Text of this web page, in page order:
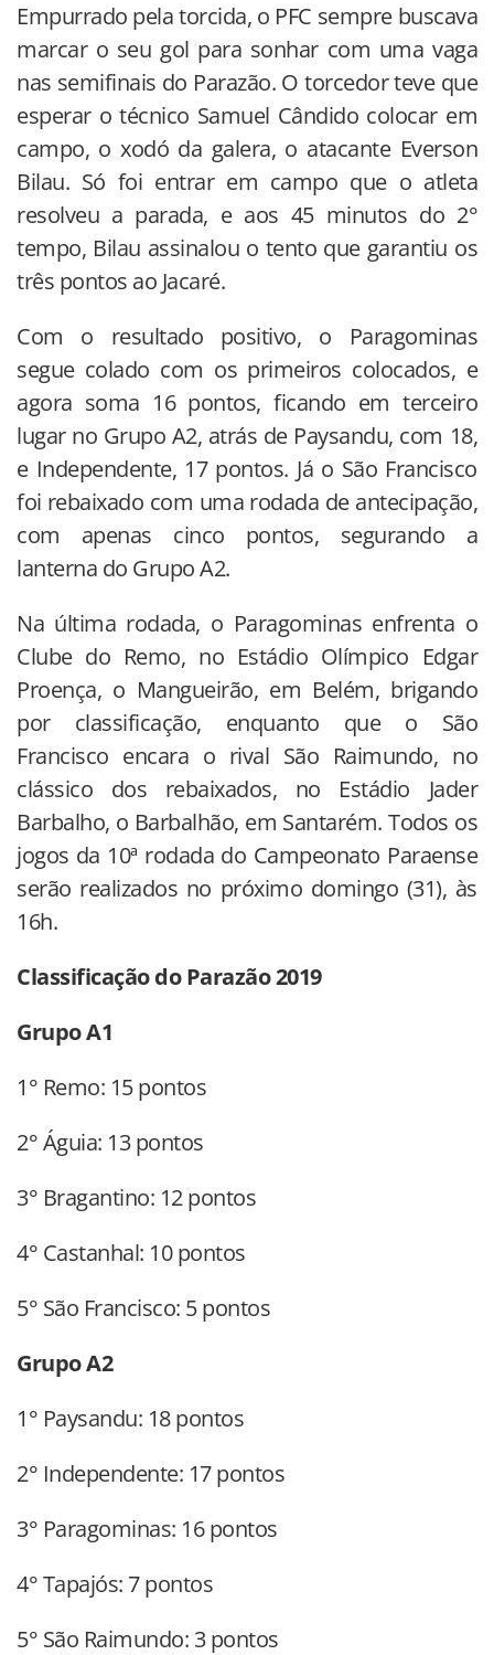
Empurrado pela torcida, o PFC sempre buscava
marcar o seu gol para sonhar com uma vaga
nas semifinais do Parazão. O torcedor teve que
esperar o técnico Samuel Cândido colocar em
campo, o xodó da galera, o atacante Everson
Bilau. Só foi entrar em campo que o atleta
resolveu a parada, e aos 45 minutos do 2°
tempo, Bilau assinalou o tento que garantiu os
três pontos ao Jacaré.
Com o resultado positivo, o Paragominas
segue colado com os primeiros colocados, e
agora soma 16 pontos, ficando em terceiro
lugar no Grupo A2, atrás de Paysandu, com 18,
e Independente, 17 pontos. Já o São Francisco
foi rebaixado com uma rodada de antecipação,
com apenas cinco pontos, segurando a
lanterna do Grupo A2.
Na última rodada, o Paragominas enfrenta o
Clube do Remo, no Estádio Olímpico Edgar
Proença, o Mangueirão, em Belém, brigando
por classificação, enquanto que o São
Francisco encara o rival São Raimundo, no
clássico dos rebaixados, no Estádio Jader
Barbalho, o Barbalhão, em Santarém. Todos os
jogos da 10ª rodada do Campeonato Paraense
serão realizados no próximo domingo (31), às
16h.
Classificação do Parazão 2019
Grupo A1
1° Remo: 15 pontos
2° Águia: 13 pontos
3° Bragantino: 12 pontos
4° Castanhal: 10 pontos
5° São Francisco: 5 pontos
Grupo A2
1° Paysandu: 18 pontos
2° Independente: 17 pontos
3° Paragominas: 16 pontos
4° Tapajós: 7 pontos
5° São Raimundo: 3 pontos